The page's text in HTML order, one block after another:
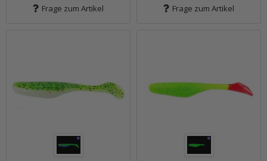
Frage zum Artikel Frage zum Artikel